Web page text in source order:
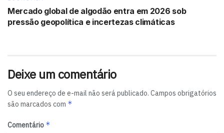
Mercado global de algodão entra em 2026 sob
pressão geopolítica e incertezas climáticas
Deixe um comentário
O seu endereço de e-mail não será publicado. Campos obrigatórios
são marcados com *
Comentário *